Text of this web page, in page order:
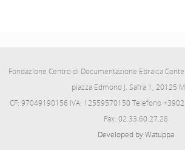
Fondazione Centro di Documentazione Ebraica
piazza Edmond J. Safra 1, 20125
CF: 97049190156 IVA: 12559570150 Telefono
Fax: 02.33.60.27.28
Developed by Watuppa